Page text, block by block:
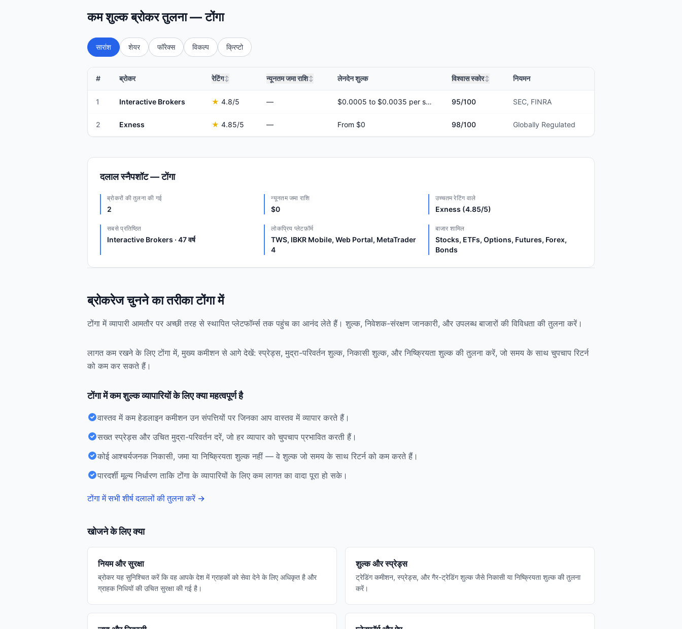
कम शुल्क ब्रोकर तुलना — टोंगा
सारांश शेयर फॉरेक्स विकल्प क्रिप्टो
# ब्रोकर रेटिंग↕ न्यूनतम जमा राशि↕ लेनदेन शुल्क विश्वास स्कोर↕ नियमन
1 Interactive Brokers ★ 4.8/5 — $0.0005 to $0.0035 per share 95/100 SEC, FINRA
2 Exness ★ 4.85/5 — From $0 98/100 Globally Regulated
दलाल स्नैपशॉट — टोंगा
ब्रोकरों की तुलना की गई
2
न्यूनतम जमा राशि
$0
उच्चतम रेटिंग वाले
Exness (4.85/5)
सबसे प्रतिष्ठित
Interactive Brokers · 47 वर्ष
लोकप्रिय प्लेटफ़ॉर्म
TWS, IBKR Mobile, Web Portal, MetaTrader
4
बाजार शामिल
Stocks, ETFs, Options, Futures, Forex,
Bonds
ब्रोकरेज चुनने का तरीका टोंगा में
टोंगा में व्यापारी आमतौर पर अच्छी तरह से स्थापित प्लेटफॉर्म्स तक पहुंच का आनंद लेते हैं। शुल्क, निवेशक-संरक्षण जानकारी, और उपलब्ध बाजारों की विविधता की तुलना करें।
लागत कम रखने के लिए टोंगा में, मुख्य कमीशन से आगे देखें: स्प्रेड्स, मुद्रा-परिवर्तन शुल्क, निकासी शुल्क, और निष्क्रियता शुल्क की तुलना करें, जो समय के साथ चुपचाप रिटर्न
को कम कर सकते हैं।
टोंगा में कम शुल्क व्यापारियों के लिए क्या महत्वपूर्ण है
वास्तव में कम हेडलाइन कमीशन उन संपत्तियों पर जिनका आप वास्तव में व्यापार करते हैं।
सख्त स्प्रेड्स और उचित मुद्रा-परिवर्तन दरें, जो हर व्यापार को चुपचाप प्रभावित करती हैं।
कोई आश्चर्यजनक निकासी, जमा या निष्क्रियता शुल्क नहीं — वे शुल्क जो समय के साथ रिटर्न को कम करते हैं।
पारदर्शी मूल्य निर्धारण ताकि टोंगा के व्यापारियों के लिए कम लागत का वादा पूरा हो सके।
टोंगा में सभी शीर्ष दलालों की तुलना करें →
खोजने के लिए क्या
नियम और सुरक्षा
ब्रोकर यह सुनिश्चित करें कि वह आपके देश में ग्राहकों को सेवा देने के लिए अधिकृत है और
ग्राहक निधियों की उचित सुरक्षा की गई है।
शुल्क और स्प्रेड्स
ट्रेडिंग कमीशन, स्प्रेड्स, और गैर-ट्रेडिंग शुल्क जैसे निकासी या निष्क्रियता शुल्क की तुलना
करें।